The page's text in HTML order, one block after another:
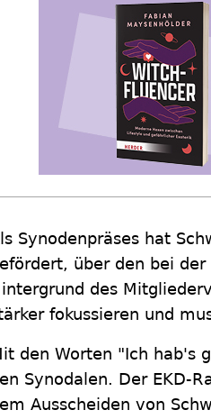
Synodenpräses hat
über den bei
des
fokussieren und
den Worten "Ich hab's
Synodalen. Der EKD-
Ausscheiden von